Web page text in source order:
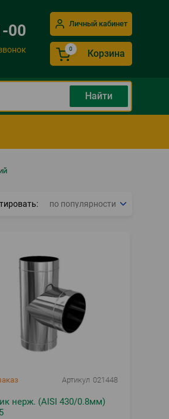
00 Личный кабинет
Корзина
Артикул 021448
нерж. (AISI 430/0.8мм)